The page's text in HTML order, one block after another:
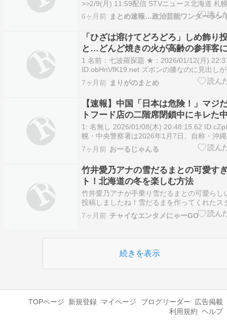
>>2/9(月) 11:59配信 STVニュース北海道 札
の沢で住宅が爆発する火事があり、１人が
【北海道】「家の形がまったくない」２階
6ヶ月前 まとめ速報…政治芸能ワンダーラン
「ひざは溶けてどろどろ」しめ飾り
と…どんど焼きの火が高齢の参拝客
神社
1 名前：七波羅探題 ★：2026/01/12(月)
ID:obHnVfK19.net ズボンの膝なのに見出し
ナルすぎだろ 「ひざは溶けてどろどろ」し
ようと…どんど焼きの火が参拝客に 函館・
ュース北海道)#Y…
7ヶ月前 まりがのまとめ
【速報】中国「日本は危険！」マジ
トフード店の二階席閉鎖中にキレた
を襲う
1: 名無し 2026/01/08(木) 20:48:15.62
幌・中央警察署は2026年1月7日、自称・沖
の中国籍の男（48）を暴行の疑いで現行犯逮
日午後11時前、札幌市中央区のファストフ
7ヶ月前 おーるじゃんる
竹井愛乃アナの雪だるまとの可愛す
ト！北海道の冬を楽しむ方法
竹井愛乃アナが手乗り雪だるまとの可愛らし
投稿しましたね！雪だるまを作ってくれたス
も感謝です。北海道の美しい雪景色と共に、
伝わってきます。これからの冬も楽しみです
ゃ可愛い…
7ヶ月前 チャイなエンタメにゃーGO
続きを表示
TOPページ 新規登録 マイページ ブログリーダー
広告掲載
利用規約 ヘルプ